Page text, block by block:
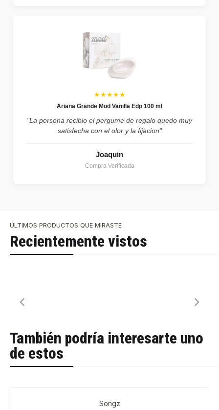
★★★★★
Ariana Grande Mod Vanilla Edp 100 ml
"La persona recibio el pergume de regalo quedo muy
satisfecha con el olor y la fijacion"
Joaquin
Compra Verificada
ÚLTIMOS PRODUCTOS QUE MIRASTE
Recientemente vistos
También podría interesarte uno
de estos
Songz